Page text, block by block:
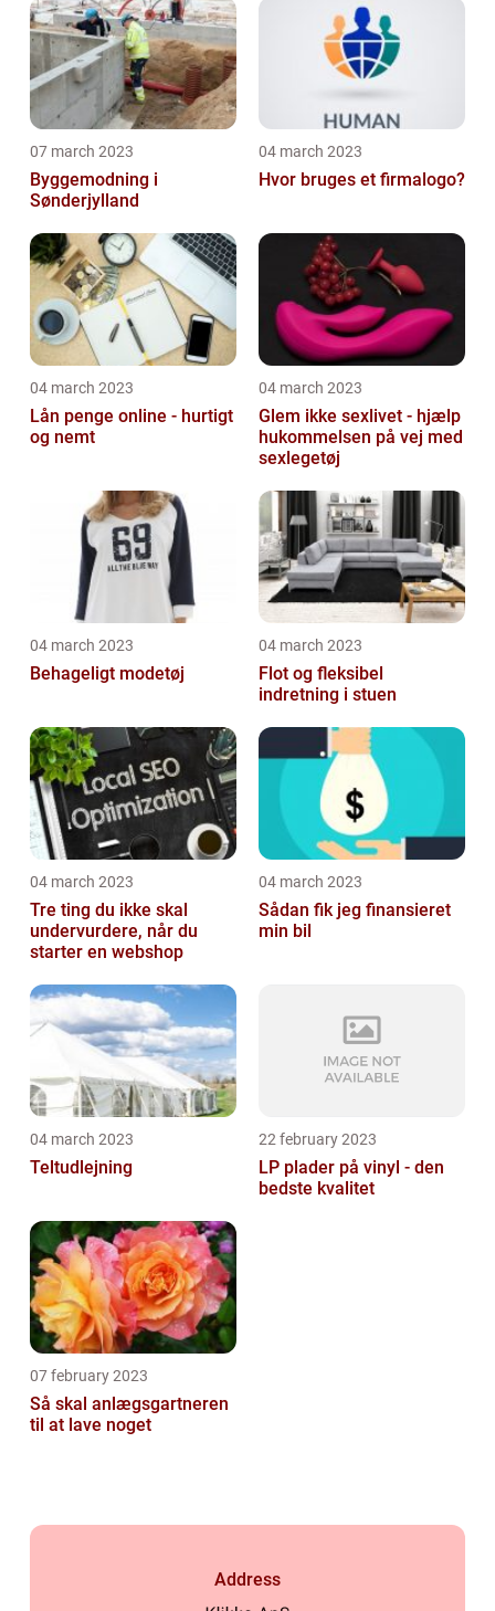
07 march 2023
Byggemodning i
Sønderjylland
04 march 2023
Hvor bruges et firmalogo?
04 march 2023
Lån penge online - hurtigt
og nemt
04 march 2023
Glem ikke sexlivet - hjælp
hukommelsen på vej med
sexlegetøj
04 march 2023
Behageligt modetøj
04 march 2023
Flot og fleksibel
indretning i stuen
04 march 2023
Tre ting du ikke skal
undervurdere, når du
starter en webshop
04 march 2023
Sådan fik jeg finansieret
min bil
04 march 2023
Teltudlejning
22 february 2023
LP plader på vinyl - den
bedste kvalitet
07 february 2023
Så skal anlægsgartneren
til at lave noget
Address